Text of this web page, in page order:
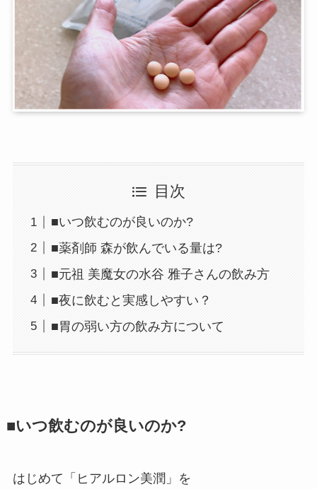
目次
■いつ飲むのが良いのか?
■薬剤師 森が飲んでいる量は?
■元祖 美魔女の水谷 雅子さんの飲み方
■夜に飲むと実感しやすい？
■胃の弱い方の飲み方について
■いつ飲むのが良いのか?
はじめて「ヒアルロン美潤」を